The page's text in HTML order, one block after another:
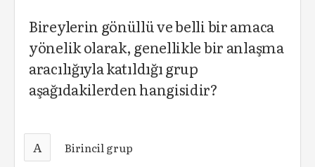
Bireylerin gönüllü ve belli bir amaca
yönelik olarak, genellikle bir anlaşma
aracılığıyla katıldığı grup
aşağıdakilerden hangisidir?
A Birincil grup